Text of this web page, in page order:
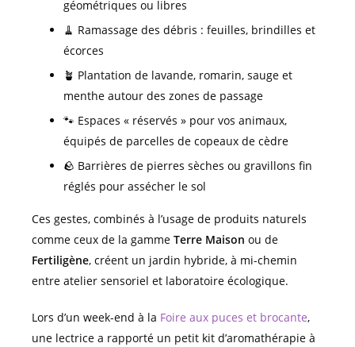
géométriques ou libres
🧹 Ramassage des débris : feuilles, brindilles et
écorces
🪴 Plantation de lavande, romarin, sauge et
menthe autour des zones de passage
🐾 Espaces « réservés » pour vos animaux,
équipés de parcelles de copeaux de cèdre
🪨 Barrières de pierres sèches ou gravillons fin
réglés pour assécher le sol
Ces gestes, combinés à l’usage de produits naturels
comme ceux de la gamme Terre Maison ou de
Fertiligène, créent un jardin hybride, à mi-chemin
entre atelier sensoriel et laboratoire écologique.
Lors d’un week-end à la Foire aux puces et brocante,
une lectrice a rapporté un petit kit d’aromathérapie à